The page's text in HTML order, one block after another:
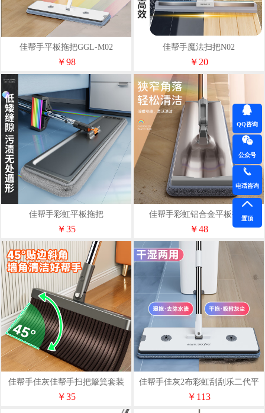
佳帮手平板拖把GGL-M02
￥98
佳帮手魔法扫把N02
￥20
佳帮手彩虹平板拖把
￥35
佳帮手彩虹铝合金平板拖把
￥48
佳帮手佳灰佳帮手扫把簸箕套装
S01
￥35
佳帮手佳灰2布彩虹刮刮乐二代平
板拖把套装M02
￥113
QQ咨询
公众号
电话咨询
置顶